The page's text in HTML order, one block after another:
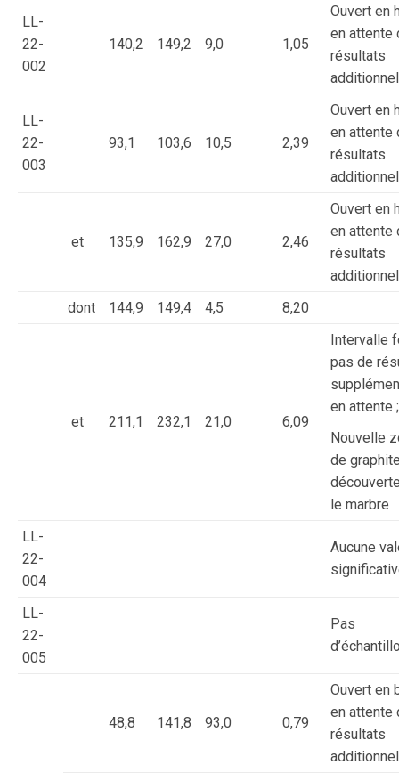
LL-
22-
002
140,2 149,2 9,0 1,05
Ouvert en
en attente
résultats
LL-
22-
003
93,1 103,6 10,5 2,39
Ouvert en
en attente
résultats
et 135,9 162,9 27,0 2,46
Ouvert en
en attente
résultats
dont
144,9 149,4 4,5 8,20
et 211,1 232,1 21,0 6,09
Intervalle
pas de
en attente ;
Nouvelle
de
le marbre
LL-
22-
004
Aucune
LL-
22-
005
Pas
48,8 141,8 93,0 0,79
Ouvert en
en attente
résultats